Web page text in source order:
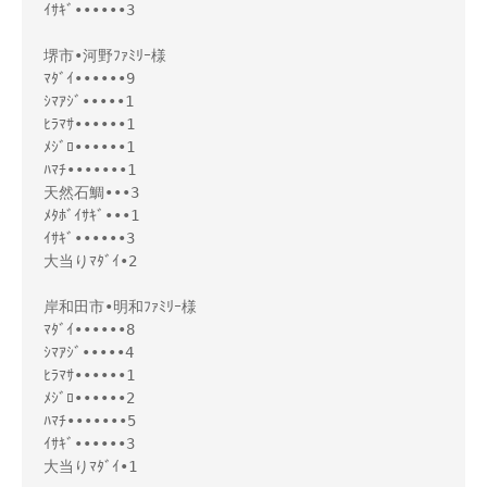
ｲｻｷﾞ••••••3
堺市•河野ﾌｧﾐﾘｰ様
ﾏﾀﾞｲ••••••9
ｼﾏｱｼﾞ•••••1
ﾋﾗﾏｻ••••••1
ﾒｼﾞﾛ••••••1
ﾊﾏﾁ•••••••1
天然石鯛•••3
ﾒﾀﾎﾞｲｻｷﾞ•••1
ｲｻｷﾞ••••••3
大当りﾏﾀﾞｲ•2
岸和田市•明和ﾌｧﾐﾘｰ様
ﾏﾀﾞｲ••••••8
ｼﾏｱｼﾞ•••••4
ﾋﾗﾏｻ••••••1
ﾒｼﾞﾛ••••••2
ﾊﾏﾁ•••••••5
ｲｻｷﾞ••••••3
大当りﾏﾀﾞｲ•1